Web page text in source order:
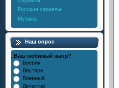
Русские сериалы
Музыка
Наш опрос
. Ваш любимый жанр?
Боевик
Вестерн
Военный
Детектив